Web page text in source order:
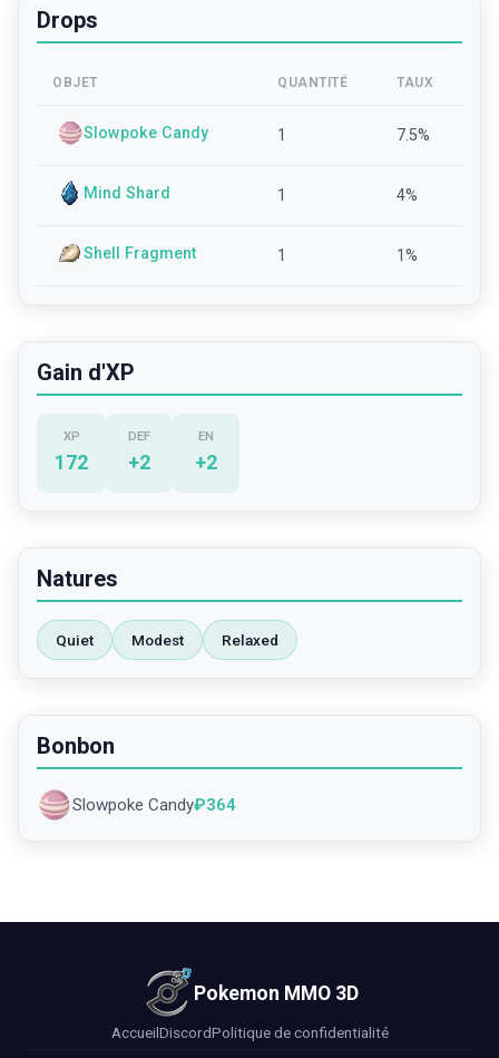
Drops
OBJET QUANTITÉ TAUX
Slowpoke Candy 1 7.5%
Mind Shard 1 4%
Shell Fragment 1 1%
Gain d'XP
XP
172
DEF
+2
EN
+2
Natures
Quiet Modest Relaxed
Bonbon
Slowpoke Candy₽364
Pokemon MMO 3D
AccueilDiscordPolitique de confidentialité